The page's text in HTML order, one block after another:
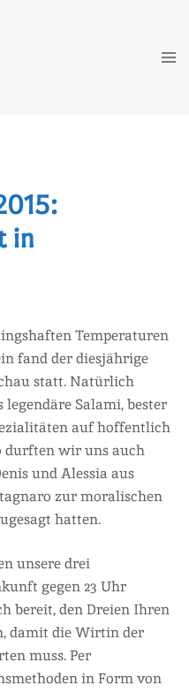
in
Temperaturen
fand der diesjährige
statt. Natürlich
Salami, bester
auf hoffentlich
durften wir uns auch
und Alessia aus
zur moralischen
hatten.
unsere drei
gegen 23 Uhr
bereit, den Dreien Ihren
damit die Wirtin der
muss. Per
in Form von